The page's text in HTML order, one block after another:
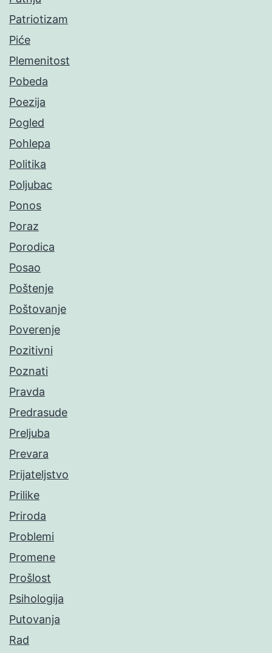
Patriotizam
Piće
Plemenitost
Pobeda
Poezija
Pogled
Pohlepa
Politika
Poljubac
Ponos
Poraz
Porodica
Posao
Poštenje
Poštovanje
Poverenje
Pozitivni
Poznati
Pravda
Predrasude
Preljuba
Prevara
Prijateljstvo
Prilike
Priroda
Problemi
Promene
Prošlost
Psihologija
Putovanja
Rad